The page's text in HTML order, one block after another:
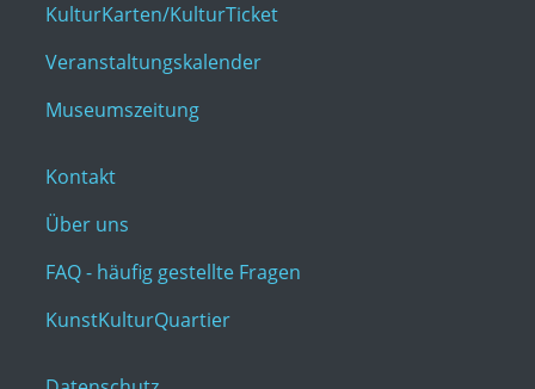
KulturKarten/KulturTicket
Veranstaltungskalender
Museumszeitung
Kontakt
Über uns
FAQ - häufig gestellte Fragen
KunstKulturQuartier